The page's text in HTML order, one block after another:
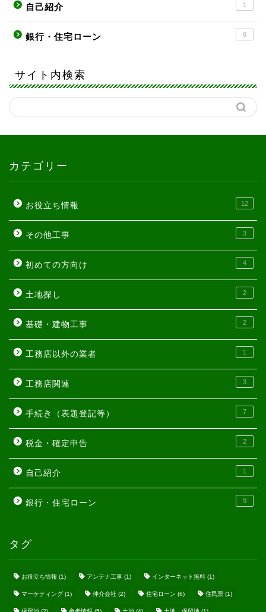
自己紹介 1
銀行・住宅ローン 9
サイト内検索
カテゴリー
お役立ち情報 12
その他工事 3
初めての方向け 4
土地探し 2
基礎・建物工事 2
工務店以外の業者 1
工務店関連 3
手続き（表題登記等） 7
税金・確定申告 2
自己紹介 1
銀行・住宅ローン 9
タグ
お役立ち情報 (1) アンテナ工事 (1) インターネット無料 (1)
マーケティング (1) 仲介会社 (2) 住宅ローン (6) 住民票 (1)